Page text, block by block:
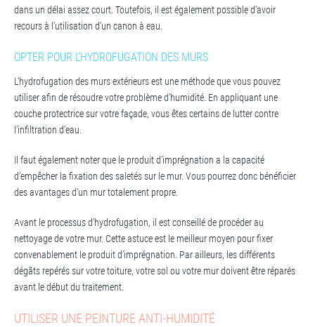
dans un délai assez court. Toutefois, il est également possible d’avoir
recours à l’utilisation d’un canon à eau.
OPTER POUR L’HYDROFUGATION DES MURS
L’hydrofugation des murs extérieurs est une méthode que vous pouvez
utiliser afin de résoudre votre problème d’humidité. En appliquant une
couche protectrice sur votre façade, vous êtes certains de lutter contre
l’infiltration d’eau.
Il faut également noter que le produit d’imprégnation a la capacité
d’empêcher la fixation des saletés sur le mur. Vous pourrez donc bénéficier
des avantages d’un mur totalement propre.
Avant le processus d’hydrofugation, il est conseillé de procéder au
nettoyage de votre mur. Cette astuce est le meilleur moyen pour fixer
convenablement le produit d’imprégnation. Par ailleurs, les différents
dégâts repérés sur votre toiture, votre sol ou votre mur doivent être réparés
avant le début du traitement.
UTILISER UNE PEINTURE ANTI-HUMIDITÉ